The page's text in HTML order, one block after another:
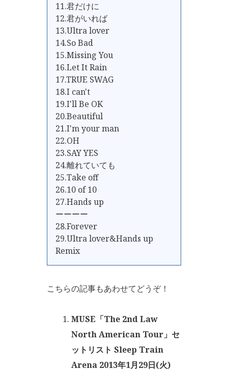
11.君だけに
12.君がいれば
13.Ultra lover
14.So Bad
15.Missing You
16.Let It Rain
17.TRUE SWAG
18.I can't
19.I'll Be OK
20.Beautiful
21.I'm your man
22.OH
23.SAY YES
24.離れていても
25.Take off
26.10 of 10
27.Hands up
ーーーー
28.Forever
29.Ultra lover&Hands up
Remix
こちらの記事もあわせてどうぞ！
MUSE「The 2nd Law
North American Tour」セ
ットリスト Sleep Train
Arena 2013年1月29日(火)